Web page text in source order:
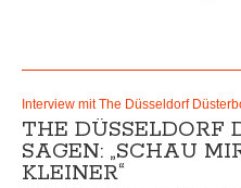
Interview mit The Düsseldorf
THE DÜSSELDORF
SAGEN: „SCHAU
KLEINER“